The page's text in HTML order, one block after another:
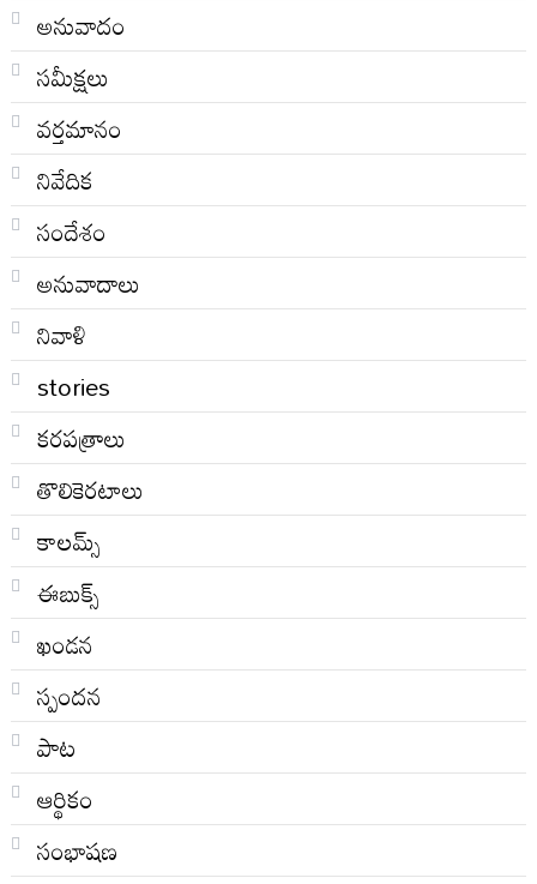
అనువాదం
సమీక్షలు
వర్తమానం
నివేదిక
సందేశం
అనువాదాలు
నివాళి
stories
కరపత్రాలు
తొలికెరటాలు
కాలమ్స్
ఈబుక్స్
ఖండన
స్పందన
పాట
ఆర్థికం
సంభాషణ